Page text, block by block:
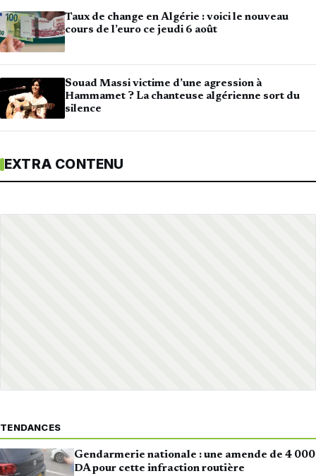
Taux de change en Algérie : voici le nouveau
cours de l’euro ce jeudi 6 août
Souad Massi victime d’une agression à
Hammamet ? La chanteuse algérienne sort du
silence
EXTRA CONTENU
TENDANCES
Gendarmerie nationale : une amende de 4 000
DA pour cette infraction routière